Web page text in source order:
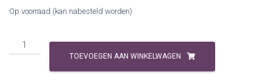
Op voorraad (kan nabesteld worden)
Metazoa
BalanceFit
TOEVOEGEN AAN WINKELWAGEN